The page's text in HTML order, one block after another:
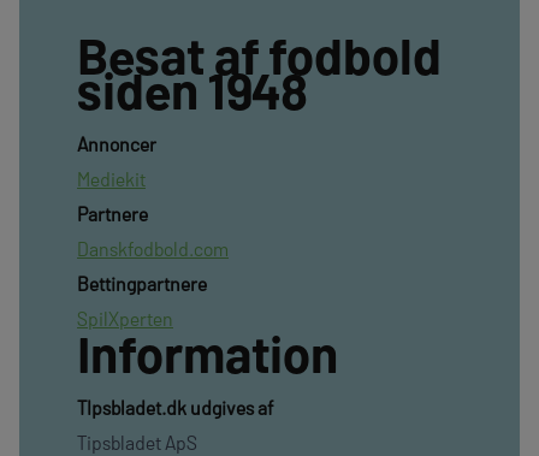
Besat af fodbold
siden 1948
Annoncer
Mediekit
Partnere
Danskfodbold.com
Bettingpartnere
SpilXperten
Information
TIpsbladet.dk udgives af
Tipsbladet ApS